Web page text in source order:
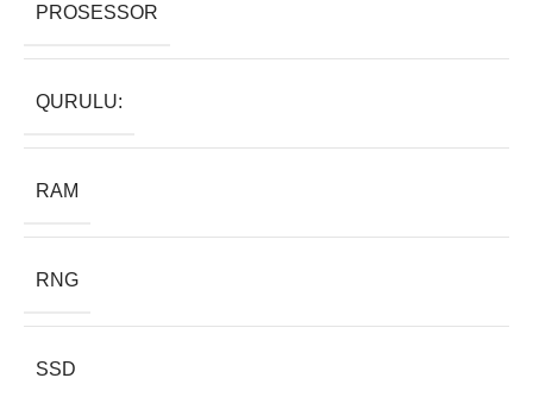
PROSESSOR
QURULU:
RAM
RNG
SSD